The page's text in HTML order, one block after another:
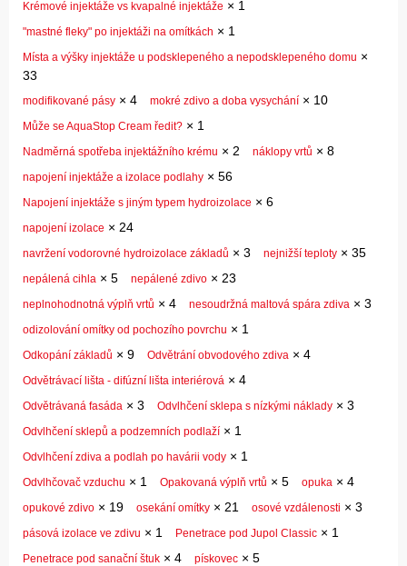
Krémové injektáže vs kvapalné injektáže × 1
"mastné fleky" po injektáži na omítkách × 1
Místa a výšky injektáže u podsklepeného a nepodsklepeného domu ×
33
modifikované pásy × 4 mokré zdivo a doba vysychání × 10
Může se AquaStop Cream ředit? × 1
Nadměrná spotřeba injektážního krému × 2 náklopy vrtů × 8
napojení injektáže a izolace podlahy × 56
Napojení injektáže s jiným typem hydroizolace × 6
napojení izolace × 24
navržení vodorovné hydroizolace základů × 3 nejnižší teploty × 35
nepálená cihla × 5 nepálené zdivo × 23
neplnohodnotná výplň vrtů × 4 nesoudržná maltová spára zdiva × 3
odizolování omítky od pochozího povrchu × 1
Odkopání základů × 9 Odvětrání obvodového zdiva × 4
Odvětrávací lišta - difúzní lišta interiérová × 4
Odvětrávaná fasáda × 3 Odvlhčení sklepa s nízkými náklady × 3
Odvlhčení sklepů a podzemních podlaží × 1
Odvlhčení zdiva a podlah po havárii vody × 1
Odvlhčovač vzduchu × 1 Opakovaná výplň vrtů × 5 opuka × 4
opukové zdivo × 19 osekání omítky × 21 osové vzdálenosti × 3
pásová izolace ve zdivu × 1 Penetrace pod Jupol Classic × 1
Penetrace pod sanační štuk × 4 pískovec × 5